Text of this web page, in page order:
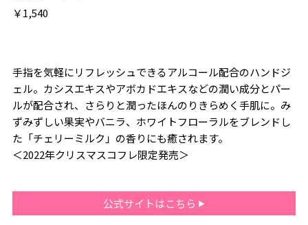
￥1,540
手指を気軽にリフレッシュできるアルコール配合のハンドジ
ェル。カシスエキスやアボカドエキスなどの潤い成分とパー
ルが配合され、さらりと潤ったほんのりきらめく手肌に。み
ずみずしい果実やバニラ、ホワイトフローラルをブレンドし
た「チェリーミルク」の香りにも癒されます。
＜2022年クリスマスコフレ限定発売＞
公式サイトはこちら